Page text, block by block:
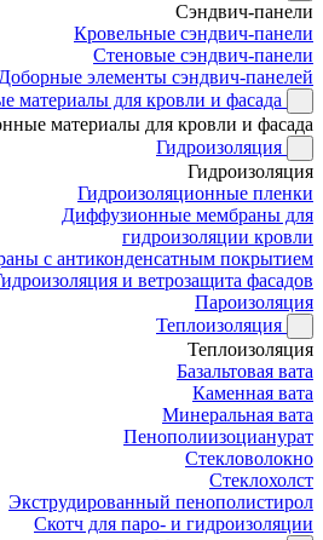
Сэндвич-панели
Кровельные сэндвич-панели
Стеновые сэндвич-панели
Доборные элементы сэндвич-панелей
материалы для кровли и фасада
материалы для кровли и фасада
Гидроизоляция
Гидроизоляция
Гидроизоляционные пленки
Диффузионные мембраны для
гидроизоляции кровли
с антиконденсатным покрытием
и ветрозащита фасадов
Пароизоляция
Теплоизоляция
Теплоизоляция
Базальтовая вата
Каменная вата
Минеральная вата
Пенополиизоцианурат
Стекловолокно
Стеклохолст
Экструдированный пенополистирол
Скотч для паро- и гидроизоляции